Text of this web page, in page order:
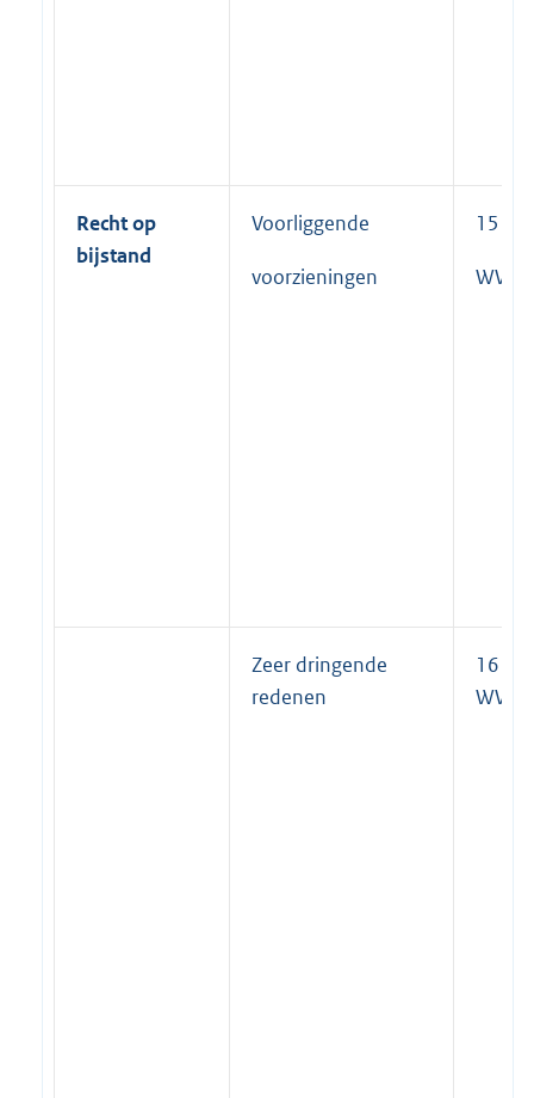
Recht op
bijstand
Voorliggende
voorzieningen
15 lid
WWB
Zeer dringende
redenen
16
WWB